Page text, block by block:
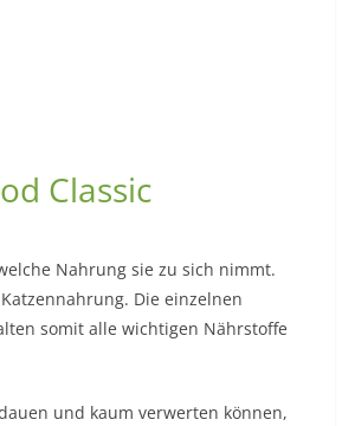
Classic
Nahrung sie zu sich nimmt.
Die einzelnen
somit alle wichtigen Nährstoffe
und kaum verwerten können,